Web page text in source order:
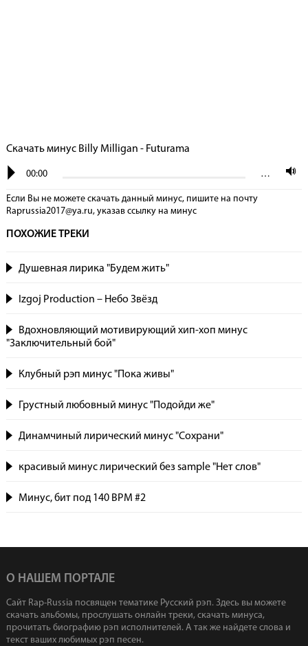
Скачать минус Billy Milligan - Futurama
00:00 …
Если Вы не можете скачать данный минус, пишите на почту
Raprussia2017@ya.ru, указав сcылку на минус
ПОХОЖИЕ ТРЕКИ
Душевная лирика "Будем жить"
Izgoj Production – Небо Звёзд
Вдохновляющий мотивирующий хип-хоп минус
"Заключительный бой"
Клубный рэп минус "Пока живы"
Грустный любовный минус "Подойди же"
Динамчиный лирический минус "Сохрани"
красивый минус лирический без sample "Нет слов"
Минус, бит под 140 BPM #2
О НАШЕМ ПОРТАЛЕ
Сайт Rap-Russia посвящен тематике Русский рэп. Здесь вы можете
скачать альбомы, прослушать онлайн треки, скачать минуса,
прочитать биографию рэп исполнителей. А так же найдете слова и
текст ваших любимых рэп песен.